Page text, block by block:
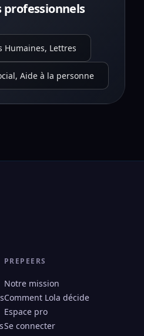
professionnels
Humaines, Lettres
Aide à la personne
PREPEERS
Notre mission
Comment Lola décide
Espace pro
Se connecter